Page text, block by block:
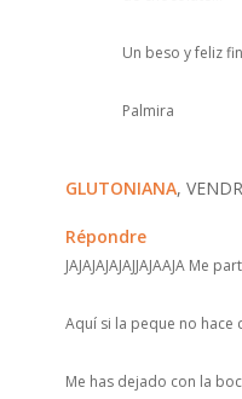
Un beso y feliz
Palmira
GLUTONIANA,
Répondre
JAJAJAJAJAJJAJAAJA Me
Aquí si la peque no hace
Me has dejado con la